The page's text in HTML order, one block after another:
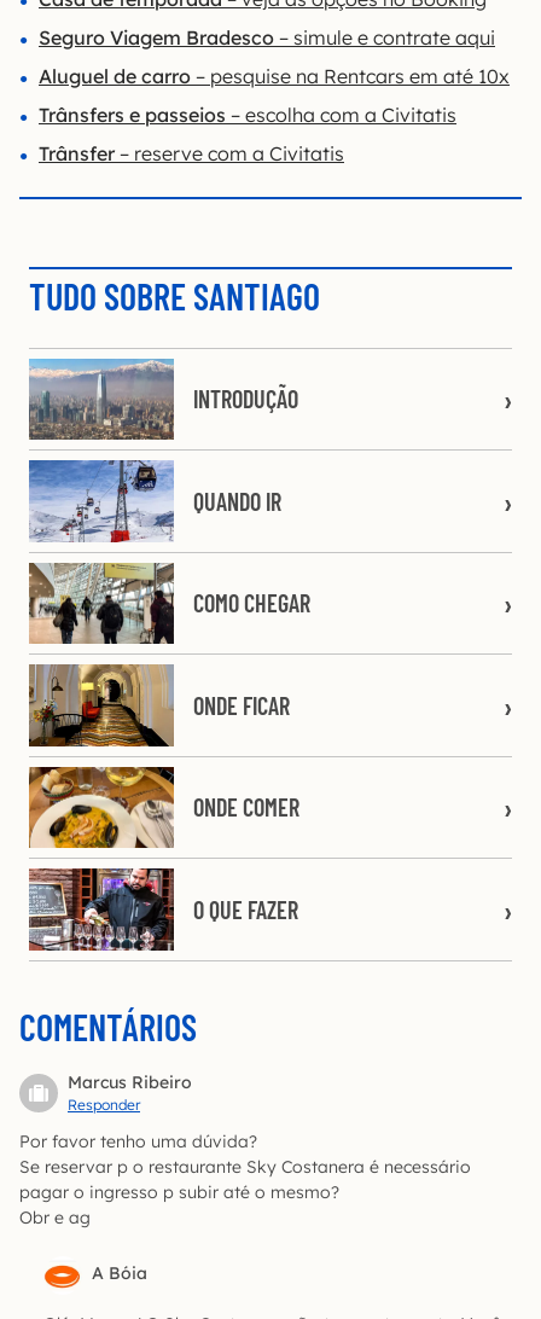
Seguro Viagem Bradesco – simule e contrate aqui
Aluguel de carro – pesquise na Rentcars em até 10x
Trânsfers e passeios – escolha com a Civitatis
Trânsfer – reserve com a Civitatis
TUDO SOBRE SANTIAGO
INTRODUÇÃO
QUANDO IR
COMO CHEGAR
ONDE FICAR
ONDE COMER
O QUE FAZER
COMENTÁRIOS
Marcus Ribeiro
Responder
Por favor tenho uma dúvida?
Se reservar p o restaurante Sky Costanera é necessário
pagar o ingresso p subir até o mesmo?
Obr e ag
A Bóia